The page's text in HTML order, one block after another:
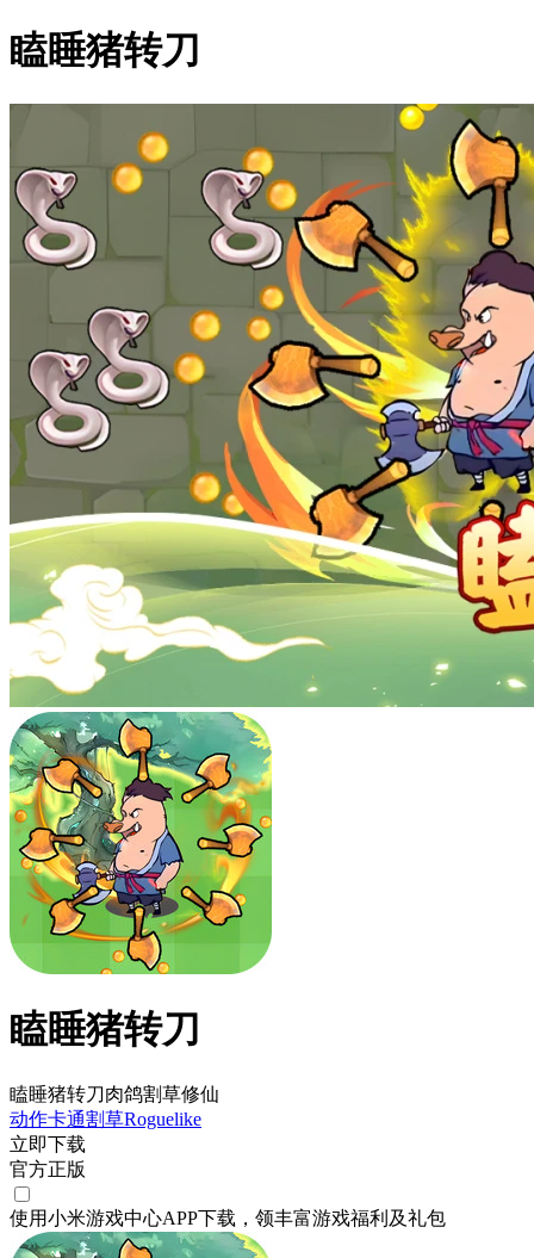
瞌睡猪转刀
瞌睡猪转刀
瞌睡猪转刀肉鸽割草修仙
动作卡通割草Roguelike
立即下载
官方正版
使用小米游戏中心APP下载 ，领丰富游戏福利 及礼包